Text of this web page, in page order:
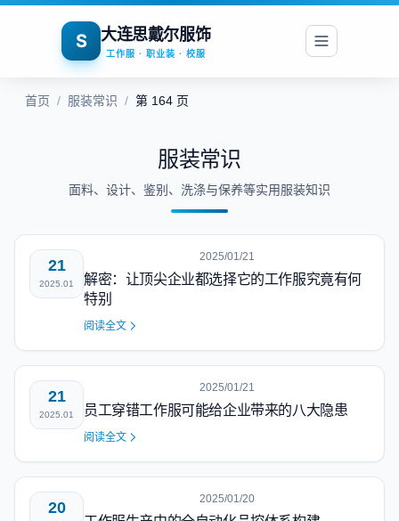
S 大连思戴尔服饰
工作服 · 职业装 · 校服
首页 / 服装常识 / 第 164 页
服装常识
面料、设计、鉴别、洗涤与保养等实用服装知识
21
2025.01
2025/01/21
解密：让顶尖企业都选择它的工作服究竟有何
特别
阅读全文
21
2025.01
2025/01/21
员工穿错工作服可能给企业带来的八大隐患
阅读全文
20 2025/01/20